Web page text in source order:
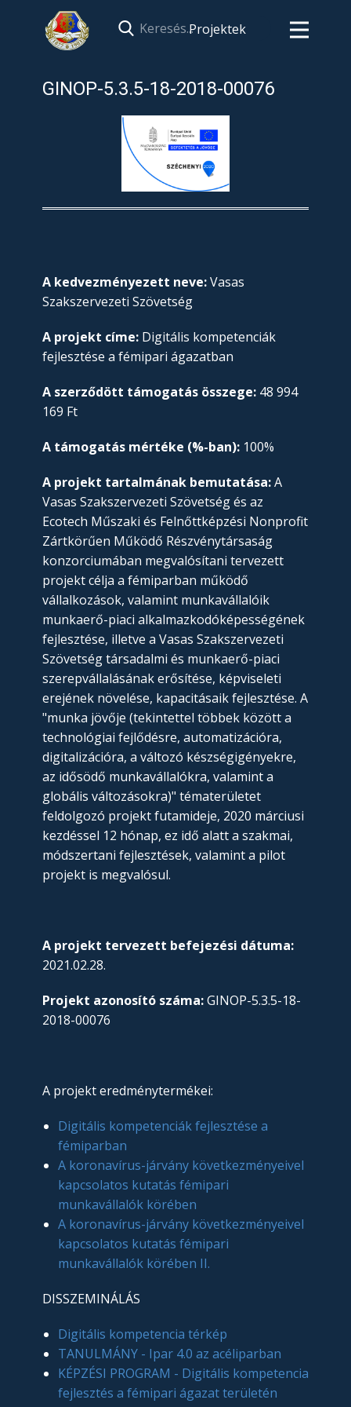
Projektek
GINOP-5.3.5-18-2018-00076
A kedvezményezett neve:Vasas
Szakszervezeti Szövetség
A projekt címe: Digitális kompetenciák
fejlesztése a fémipari ágazatban
A szerződött támogatás összege: 48 994
169 Ft
A támogatás mértéke (%-ban): 100%
A projekt tartalmának bemutatása:A
Vasas Szakszervezeti Szövetség és az
Ecotech Műszaki és Felnőttképzési Nonprofit
Zártkörűen Működő Részvénytársaság
konzorciumában megvalósítani tervezett
projekt célja a fémiparban működő
vállalkozások, valamint munkavállalóik
munkaerő-piaci alkalmazkodóképességének
fejlesztése, illetve a Vasas Szakszervezeti
Szövetség társadalmi és munkaerő-piaci
szerepvállalásának erősítése, képviseleti
erejének növelése, kapacitásaik fejlesztése. A
"munka jövője (tekintettel többek között a
technológiai fejlődésre, automatizációra,
digitalizációra, a változó készségigényekre,
az idősödő munkavállalókra, valamint a
globális változásokra)" tématerületet
feldolgozó projekt futamideje, 2020 márciusi
kezdéssel 12 hónap, ez idő alatt a szakmai,
módszertani fejlesztések, valamint a pilot
projekt is megvalósul.
A projekt tervezett befejezési dátuma:
2021.02.28.
Projekt azonosító száma:GINOP-5.3.5-18-
2018-00076
A projekt eredménytermékei:
Digitális kompetenciák fejlesztése a
fémiparban
A koronavírus-járvány következményeivel
kapcsolatos kutatás fémipari
munkavállalók körében
A koronavírus-járvány következményeivel
kapcsolatos kutatás fémipari
munkavállalók körében II.
DISSZEMINÁLÁS
Digitális kompetencia térkép
TANULMÁNY - Ipar 4.0 az acéliparban
KÉPZÉSI PROGRAM - Digitális kompetencia
fejlesztés a fémipari ágazat területén